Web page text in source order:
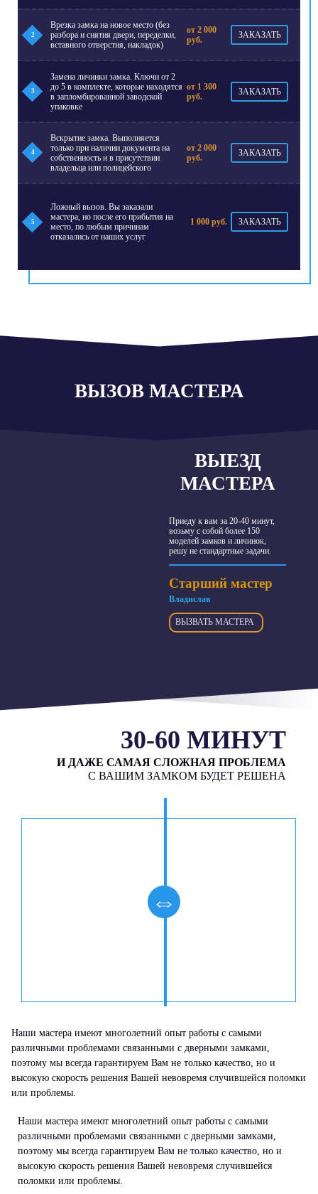
2
Врезка замка на новое место (без
разбора и снятия двери, переделки,
вставного отверстия, накладок)
от 2 000
руб.
ЗАКАЗАТЬ
3
Замена личинки замка. Ключи от 2
до 5 в комплекте, которые находятся
в запломбированной заводской
упаковке
от 1 300
руб.
ЗАКАЗАТЬ
4
Вскрытие замка. Выполняется
только при наличии документа на
собственность и в присутствии
владельца или полицейского
от 2 000
руб.
ЗАКАЗАТЬ
5
Ложный вызов. Вы заказали
мастера, но после его прибытия на
место, по любым причинам
отказались от наших услуг
1 000 руб. ЗАКАЗАТЬ
ВЫЗОВ МАСТЕРА
ВЫЕЗД
МАСТЕРА
Приеду к вам за 20-40 минут,
возьму с собой более 150
моделей замков и личинок,
решу не стандартные задачи.
Старший мастер
Владислав
ВЫЗВАТЬ МАСТЕРА
30-60 МИНУТ
И ДАЖЕ САМАЯ СЛОЖНАЯ ПРОБЛЕМА
С ВАШИМ ЗАМКОМ БУДЕТ РЕШЕНА
Наши мастера имеют многолетний опыт работы с самыми
различными проблемами связанными с дверными замками,
поэтому мы всегда гарантируем Вам не только качество, но и
высокую скорость решения Вашей невовремя случившейся поломки
или проблемы.
Наши мастера имеют многолетний опыт работы с самыми
различными проблемами связанными с дверными замками,
поэтому мы всегда гарантируем Вам не только качество, но и
высокую скорость решения Вашей невовремя случившейся
поломки или проблемы.